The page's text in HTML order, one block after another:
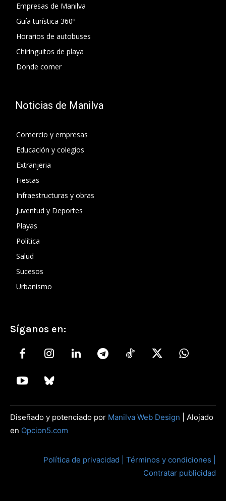
Empresas de Manilva
Guía turística 360º
Horarios de autobuses
Chiringuitos de playa
Donde comer
Noticias de Manilva
Comercio y empresas
Educación y colegios
Extranjeria
Fiestas
Infraestructuras y obras
Juventud y Deportes
Playas
Política
Salud
Sucesos
Urbanismo
Síganos en:
Diseñado y potenciado por Manilva Web Design | Alojado
en Opcion5.com
Política de privacidad | Términos y condiciones |
Contratar publicidad